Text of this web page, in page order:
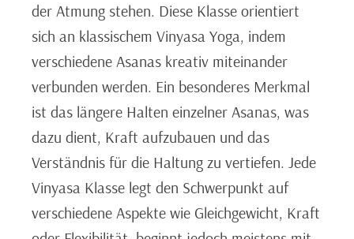
der Atmung stehen. Diese Klasse orientiert
sich an klassischem Vinyasa Yoga, indem
verschiedene Asanas kreativ miteinander
verbunden werden. Ein besonderes Merkmal
ist das längere Halten einzelner Asanas, was
dazu dient, Kraft aufzubauen und das
Verständnis für die Haltung zu vertiefen. Jede
Vinyasa Klasse legt den Schwerpunkt auf
verschiedene Aspekte wie Gleichgewicht, Kraft